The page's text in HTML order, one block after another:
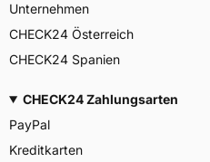
Unternehmen
CHECK24 Österreich
CHECK24 Spanien
CHECK24 Zahlungsarten
PayPal
Kreditkarten